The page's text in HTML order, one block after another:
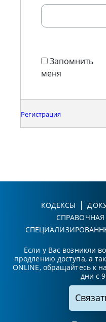
Запомнить
меня
Регистрация
КОДЕКСЫ
Если у Вас возникли
продлению доступа, а
ONLINE, обращайтесь к
дни с